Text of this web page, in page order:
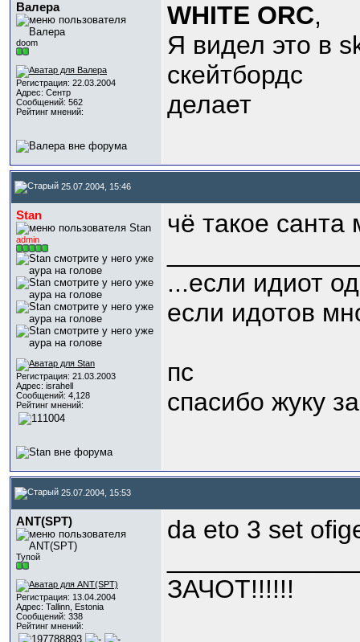
Валера
doom
Регистрация: 22.03.2004
Адрес: Сентр
Сообщений: 562
Рейтинг мнений:
WHITE ORC,
Я видел это в
скейтбордс
делает
25.07.2004, 15:46
Stan
admin
Регистрация: 21.03.2003
Адрес: israhell
Сообщений: 4,128
Рейтинг мнений:
чё такое санта
...если идиот
если идотов
пс
спасибо жуку
25.07.2004, 15:53
ANT(SPT)
Тупой
Регистрация: 13.04.2004
Адрес: Tallinn, Estonia
Сообщений: 338
Рейтинг мнений:
da eto 3 set
ЗАЧОТ!!!!!!